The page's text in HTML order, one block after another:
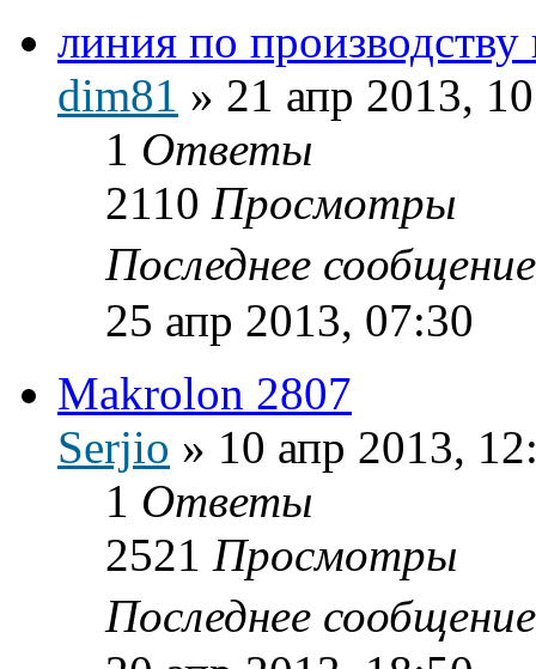
линия по
dim81 » 21 апр 2013,
1 Ответы
2110 Просмотры
Последнее
25 апр 2013, 07:30
Makrolon 2807
Serjio » 10 апр 2013,
1 Ответы
2521 Просмотры
Последнее